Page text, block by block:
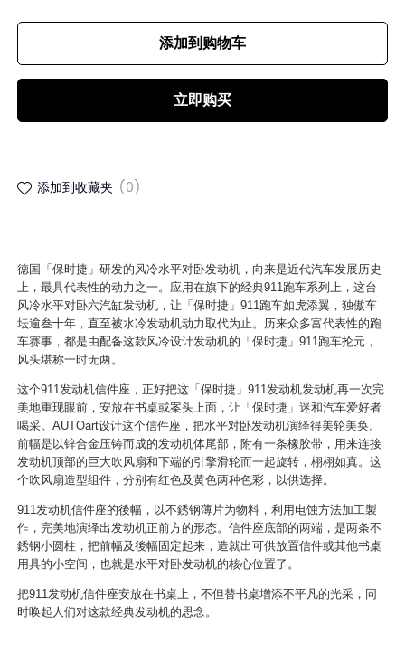
添加到购物车
立即购买
添加到收藏夹 (0)
德国「保时捷」研发的风冷水平对卧发动机，向来是近代汽车发展历史
上，最具代表性的动力之一。应用在旗下的经典911跑车系列上，这台
风冷水平对卧六汽缸发动机，让「保时捷」911跑车如虎添翼，独傲车
坛逾叁十年，直至被水冷发动机动力取代为止。历来众多富代表性的跑
车赛事，都是由配备这款风冷设计发动机的「保时捷」911跑车抡元，
风头堪称一时无两。
这个911发动机信件座，正好把这「保时捷」911发动机发动机再一次完
美地重现眼前，安放在书桌或案头上面，让「保时捷」迷和汽车爱好者
喝采。AUTOart设计这个信件座，把水平对卧发动机演绎得美轮美奂。
前幅是以锌合金压铸而成的发动机体尾部，附有一条橡胶带，用来连接
发动机顶部的巨大吹风扇和下端的引擎滑轮而一起旋转，栩栩如真。这
个吹风扇造型组件，分别有红色及黄色两种色彩，以供选择。
911发动机信件座的後幅，以不銹钢薄片为物料，利用电蚀方法加工製
作，完美地演绎出发动机正前方的形态。信件座底部的两端，是两条不
銹钢小圆柱，把前幅及後幅固定起来，造就出可供放置信件或其他书桌
用具的小空间，也就是水平对卧发动机的核心位置了。
把911发动机信件座安放在书桌上，不但替书桌增添不平凡的光采，同
时唤起人们对这款经典发动机的思念。